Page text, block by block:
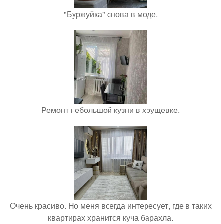
"Буржуйка" cнова в моде.
Ремонт небольшой кузни в хрущевке.
Очень красиво. Но меня всегда интересует, где в таких
квартирах хранится куча барахла.